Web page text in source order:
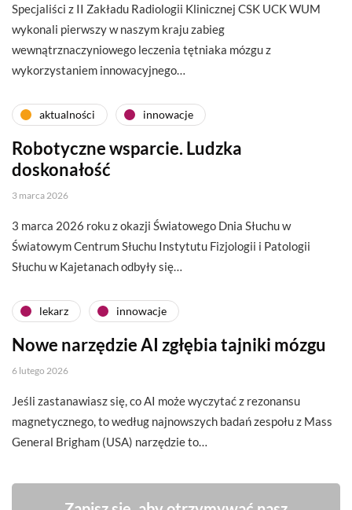
Specjaliści z II Zakładu Radiologii Klinicznej CSK UCK WUM
wykonali pierwszy w naszym kraju zabieg
wewnątrznaczyniowego leczenia tętniaka mózgu z
wykorzystaniem innowacyjnego…
aktualności innowacje
Robotyczne wsparcie. Ludzka
doskonałość
3 marca 2026
3 marca 2026 roku z okazji Światowego Dnia Słuchu w
Światowym Centrum Słuchu Instytutu Fizjologii i Patologii
Słuchu w Kajetanach odbyły się…
lekarz innowacje
Nowe narzędzie AI zgłębia tajniki mózgu
6 lutego 2026
Jeśli zastanawiasz się, co AI może wyczytać z rezonansu
magnetycznego, to według najnowszych badań zespołu z Mass
General Brigham (USA) narzędzie to…